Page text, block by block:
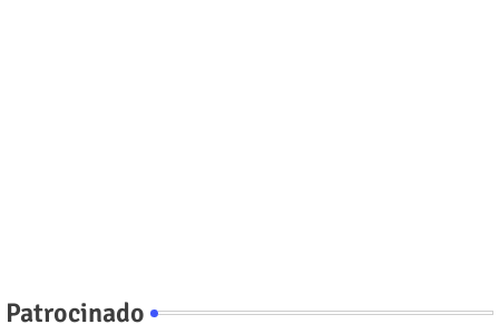
Patrocinado